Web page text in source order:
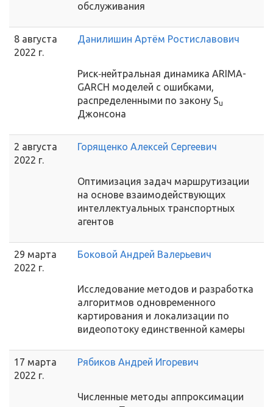
обслуживания
8 августа
2022 г.
Данилишин Артём Ростиславович
Риск‑нейтральная динамика ARIMA-
GARCH моделей с ошибками,
распределенными по закону Su
Джонсона
2 августа
2022 г.
Горященко Алексей Сергеевич
Оптимизация задач маршрутизации
на основе взаимодействующих
интеллектуальных транспортных
агентов
29 марта
2022 г.
Боковой Андрей Валерьевич
Исследование методов и разработка
алгоритмов одновременного
картирования и локализации по
видеопотоку единственной камеры
17 марта
2022 г.
Рябиков Андрей Игоревич
Численные методы аппроксимации